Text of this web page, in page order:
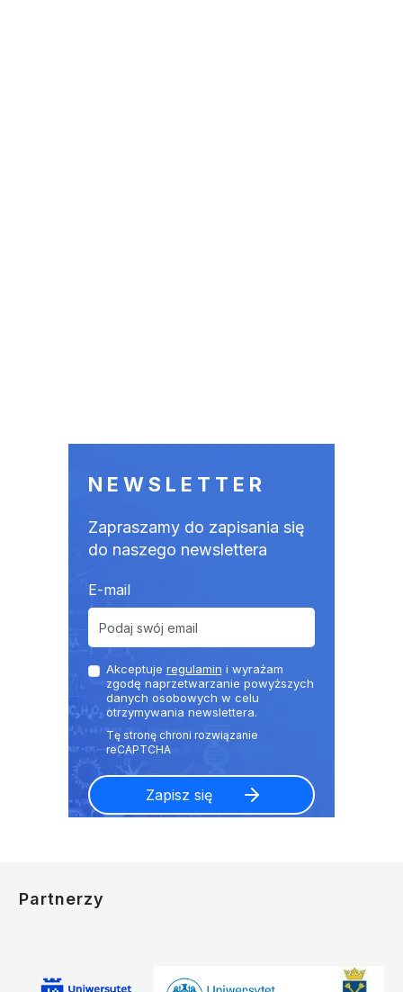
NEWSLETTER
Zapraszamy do zapisania się
do naszego newslettera
E-mail
Akceptuje regulamin i wyrażam
zgodę naprzetwarzanie powyższych
danych osobowych w celu
otrzymywania newslettera.
Partnerzy